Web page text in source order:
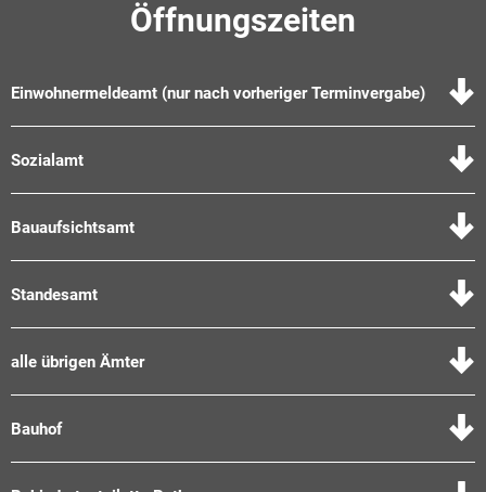
Öffnungszeiten
Einwohnermeldeamt (nur nach vorheriger Terminvergabe)
Sozialamt
Bauaufsichtsamt
Standesamt
alle übrigen Ämter
Bauhof